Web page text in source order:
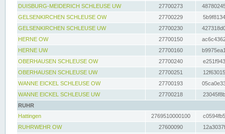
DUISBURG-MEIDERICH SCHLEUSE UW
27700273
GELSENKIRCHEN SCHLEUSE OW
27700229
GELSENKIRCHEN SCHLEUSE UW
27700230
HERNE OW
27700150
HERNE UW
27700160
OBERHAUSEN SCHLEUSE OW
27700240
OBERHAUSEN SCHLEUSE UW
27700251
WANNE EICKEL SCHLEUSE OW
27700193
WANNE EICKEL SCHLEUSE UW
27700218
RUHR
Hattingen
2769510000100
RUHRWEHR OW
27600090